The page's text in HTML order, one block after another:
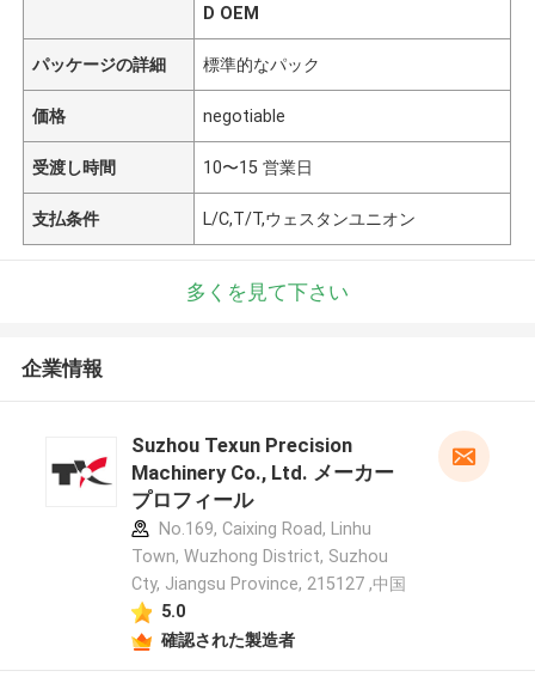
D OEM
パッケージの詳細 標準的なパック
価格 negotiable
受渡し時間 10〜15 営業日
支払条件 L/C,T/T,ウェスタンユニオン
多くを見て下さい
企業情報
Suzhou Texun Precision
Machinery Co., Ltd. メーカー
プロフィール
No.169, Caixing Road, Linhu
Town, Wuzhong District, Suzhou
Cty, Jiangsu Province, 215127 ,中国
5.0
確認された製造者